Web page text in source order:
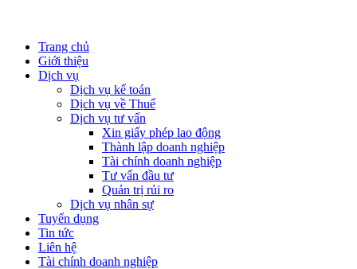
Trang chủ
Giới thiệu
Dịch vụ
Dịch vụ kế toán
Dịch vụ về Thuế
Dịch vụ tư vấn
Xin giấy phép lao động
Thành lập doanh nghiệp
Tài chính doanh nghiệp
Tư vấn đầu tư
Quản trị rủi ro
Dịch vụ nhân sự
Tuyển dụng
Tin tức
Liên hệ
Tài chính doanh nghiệp